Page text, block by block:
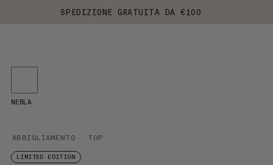
SPEDIZIONE GRATUITA DA €100
ABBIGLIAMENTO TOP
LIMITED EDITION
NEBLA